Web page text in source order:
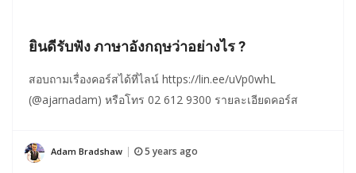
ยินดีรับฟัง ภาษาอังกฤษว่าอย่างไร ?
สอบถามเรื่องคอร์สได้ที่ไลน์ https://lin.ee/uVp0whL
(@ajarnadam) หรือโทร 02 612 9300 รายละเอียดคอร์ส
Adam Bradshaw 5 years ago